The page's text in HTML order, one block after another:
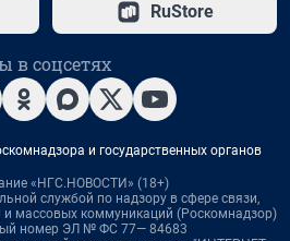
RuStore
в соцсетях
и государственных органов
«НГС.НОВОСТИ» (18+)
службой по надзору в сфере связи,
массовых коммуникаций (Роскомнадзор)
номер ЭЛ № ФС 77— 84683